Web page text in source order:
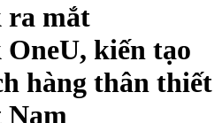
ra mắt
OneU, kiến tạo
hàng thân thiết
Nam